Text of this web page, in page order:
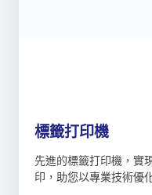
標籤打印機
先進的標籤打印機，實
印，助您以專業技術優